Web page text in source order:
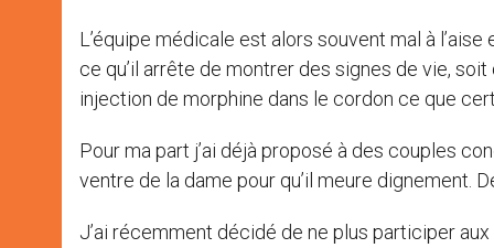
L’équipe médicale est alors souvent mal à
ce qu’il arrête de montrer des signes de vie,
injection de morphine dans le cordon ce que
Pour ma part j’ai déjà proposé à des couples
ventre de la dame pour qu’il meure dignement.
J’ai récemment décidé de ne plus participer